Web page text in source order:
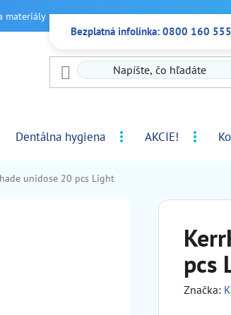
Bezplatná infolinka: 0800 160 555
materiály
Dentálna hygiena AKCIE!
unidose 20 pcs Light
pcs
Značka: